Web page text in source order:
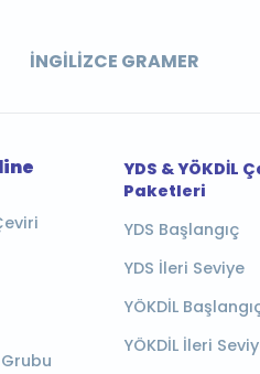
İNGILIZCE GRAMER
Grubu
YDS & YÖKDİL
Paketleri
YDS Başlangıç
YDS İleri Seviye
YÖKDİL
YÖKDİL İleri